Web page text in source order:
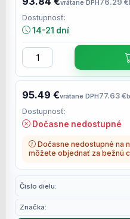
Číslo dielu:
Značka:
vrátane DPH76.29 €
Dostupnosť:
14-21 dní
95.49 €vrátane DPH77.63 €
Dostupnosť:
Dočasne nedostupné
Dočasne nedostupné na
môžete objednať za bežnú